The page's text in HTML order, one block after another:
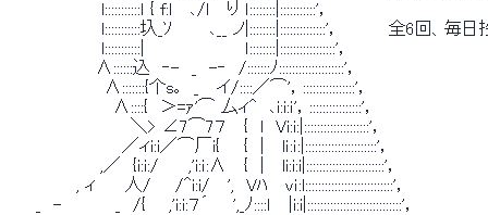
l:::::::::::ｌ { f:l 　､/l 　り ｌ::::::::|:::::::::::'，
l:::::::::::圦_ｿ　　　､__ ノ|::::::::|::::::::::::::'，　　　　全6回、毎日
l:::::::::::|　　　　　 　 　 ｌ::::::::|:::::::::::::::::'，
∧::::::込　‐-　_　-‐　/:::::::ﾉ::::::::::::::::::::'，
∧:::::::{个s｡　_ 　イ/::::／⌒'，::::::::::::::::'，
∧::::{　＞=ｧ'⌒ 厶ィ^　､i:i:ｉ'，::::::::::::::::'，
＼> ∠7⌒7７ 　{　l　Vi:i:|::::::::::::::::::::'，
／ィi:i／⌒厂i{　　{　| 　lｉ:ｉ:|::::::::::::::::::::::'，
,／　{i:i:/　　 ,'i:ｉ:∧ 　{　| 　li:i:i|::::::::::::::::::::::::'，
, ィ　 　人/　　/^i:i/ 　',　Vﾊ　 vｉ:l:::::::::::::::::::::::::::'，
_　- 　　　　_　/{ 　 ,'i:i:７´　　',_ﾉ::::ｌ 　|i:i|:::::::::::::::::::::::::::::'，